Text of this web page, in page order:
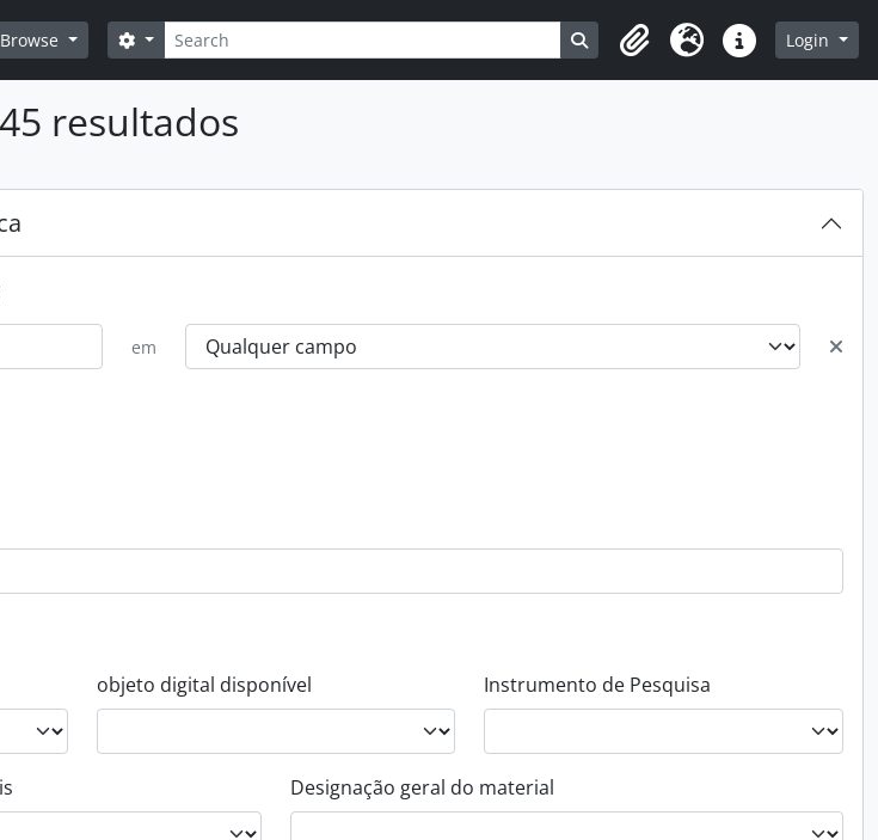
Browse Buscar
Opções de busca Busque na página de navegação
Clipboard
Idioma Atalhos Login
resultados
em
objeto digital disponível Instrumento de Pesquisa
Designação geral do material